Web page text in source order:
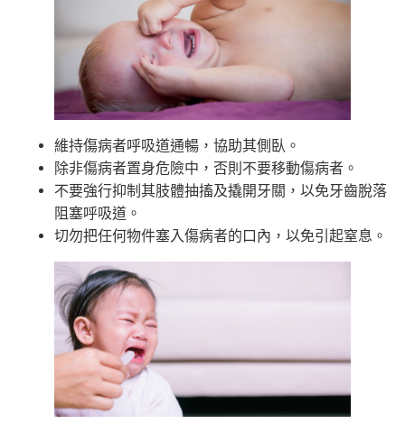
維持傷病者呼吸道通暢，協助其側臥。
除非傷病者置身危險中，否則不要移動傷病者。
不要強行抑制其肢體抽搐及撬開牙關，以免牙齒脫落
阻塞呼吸道。
切勿把任何物件塞入傷病者的口內，以免引起窒息。